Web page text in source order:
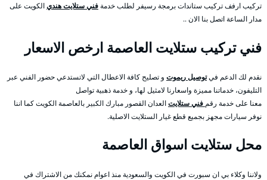
تركيب ارفف تركيب ستاندات برمجة رسيفر لطلب خدمةفني ستلايت هنديالكويت على
مدار الساعة اتصل بنا الان ..
فني تركيب ستلايت العاصمة ارخص الاسعار
نقدم لك الدعم فيتوصيل ريموت و تصليح كافة الاعطال التي لاتستدعي حضور الفني عبر
التليفون، خدماتنا مميزة واسعارنا لامثيل لها، و خدمة ذهبية تواصل
معنا على خدمة رقم فني ستلايتالعدان القصور مبارك الكبير بالعاصمة الكويت كما اننا
نوفر سيارات مجهز بجميع قطع غيار الستلايت الاصلية.
محل ستلايت اسواق العاصمة
ولاننا وكلاء بي ان سبورت في الكويت والسعودية منذ اعوام نمكنك من الاشتراك في